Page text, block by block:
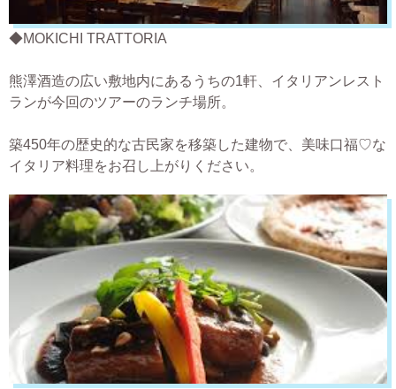
◆MOKICHI TRATTORIA
熊澤酒造の広い敷地内にあるうちの1軒、イタリアンレスト
ランが今回のツアーのランチ場所。
築450年の歴史的な古民家を移築した建物で、美味口福♡な
イタリア料理をお召し上がりください。